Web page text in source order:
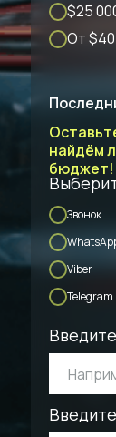
найдём
бюджет!
Звонок
Viber
Telegram
$25
От